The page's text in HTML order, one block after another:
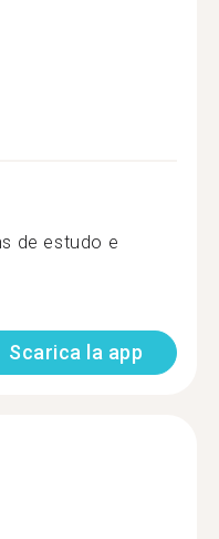
de estudo e
Scarica la app